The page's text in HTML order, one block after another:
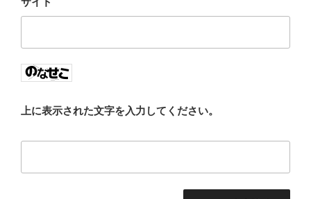
上に表示された文字を入力してください。